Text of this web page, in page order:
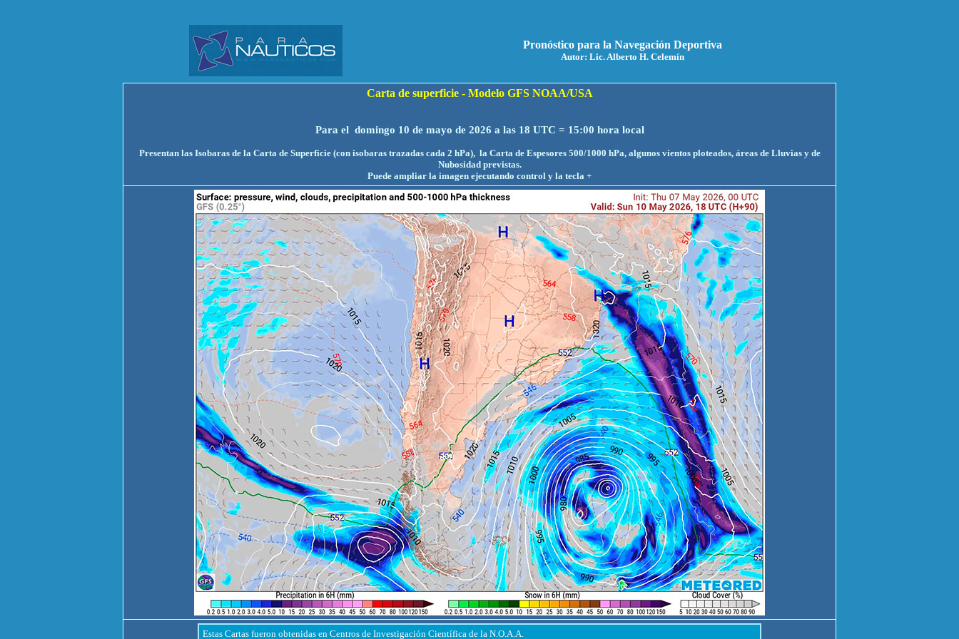
Pronóstico para la Navegación Deportiva
Autor: Lic. Alberto H. Celemín
Carta de superficie - Modelo GFS NOAA/USA
Para el domingo 10 de mayo de 2026 a las 18 UTC = 15:00 hora local
Presentan las Isobaras de la Carta de Superficie (con isobaras trazadas cada 2 hPa), la Carta de Espesores 500/1000 hPa, algunos vientos ploteados, áreas de Lluvias y de
Nubosidad previstas.
Puede ampliar la imagen ejecutando control y la tecla +
Estas Cartas fueron obtenidas en Centros de Investigación Científica de la N.O.A.A.